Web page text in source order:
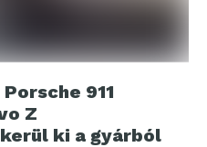
911
Z
ki a gyárból